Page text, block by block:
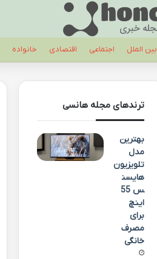
بین الملل اجتماعی اقتصادی خانواده
ترندهای مجله هانسی
بهترین
مدل
تلویزیون
هایسن
س 55
اینچ
برای
مصرف
خانگی